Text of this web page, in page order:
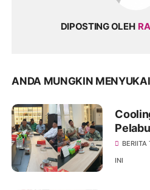
DIPOSTING OLEH
ANDA MUNGKIN
BERIITA
INI